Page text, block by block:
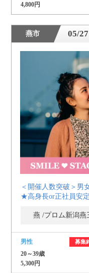
4,800円
燕市 05/
＜開催人数突破＞男
★高身長or正社員安
燕 /プロム新潟
男性 募集
20～39歳
5,300円